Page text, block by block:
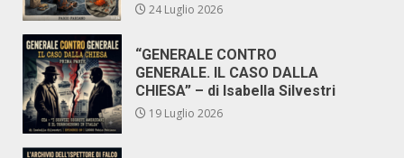
24 Luglio 2026
“GENERALE CONTRO
GENERALE. IL CASO DALLA
CHIESA” – di Isabella Silvestri
19 Luglio 2026